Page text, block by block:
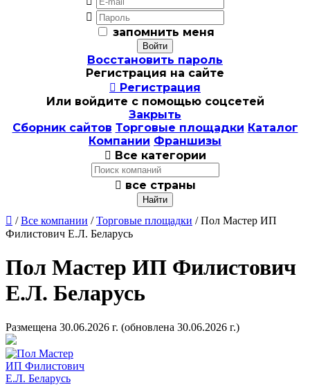

запомнить меня
Восстановить пароль
Регистрация на сайте
 Регистрация
Или войдите с помощью соцсетей
Закрыть
Сборник сайтов Торговые площадки Каталог
Компании Франшизы
 Все категории
 все страны
 /Все компании /Торговые площадки / Пол Мастер ИП
Филистович Е.Л. Беларусь
Пол Мастер ИП Филистович
Е.Л. Беларусь
Размещена 30.06.2026 г. (обновлена 30.06.2026 г.)